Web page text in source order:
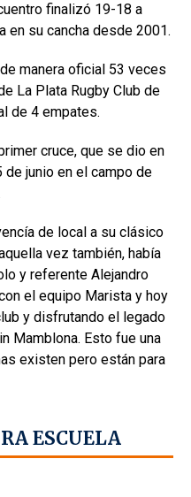
finalizó 19-18 a
en su cancha desde 2001.
manera oficial 53 veces
La Plata Rugby Club de
de 4 empates.
cruce, que se dio en
junio en el campo de
de local a su clásico
vez también, había
y referente Alejandro
el equipo Marista y hoy
y disfrutando el legado
Mamblona. Esto fue una
existen pero están para
ESCUELA